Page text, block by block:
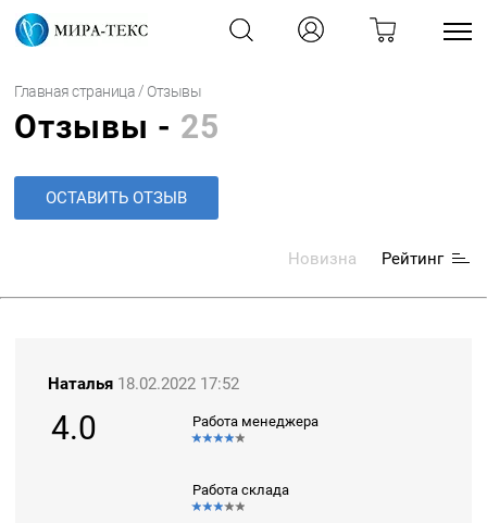
Главная страница / Отзывы
Отзывы - 25
Новизна Рейтинг
ОСТАВИТЬ ОТЗЫВ
Наталья 18.02.2022 17:52
4.0 Работа менеджера
Работа склада